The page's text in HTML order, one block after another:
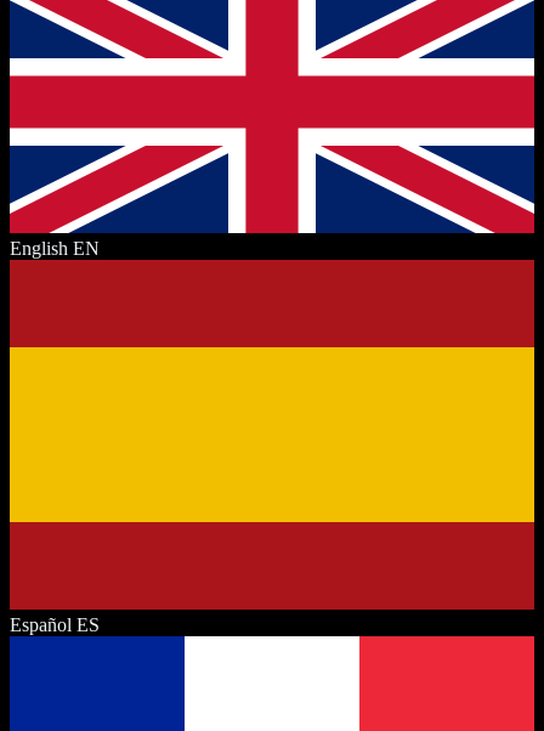
English EN
Español ES